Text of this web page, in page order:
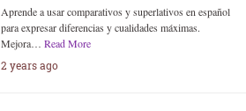
Aprende a usar comparativos y superlativos en español
para expresar diferencias y cualidades máximas.
Mejora… Read More
2 years ago